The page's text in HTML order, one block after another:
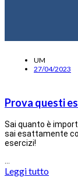
UM
27/04/2023
Prova questi
Sai quanto è
sai esattamente
esercizi!
Leggi tutto